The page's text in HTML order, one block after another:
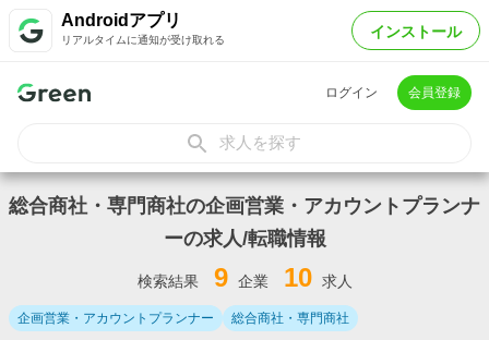
Androidアプリ
リアルタイムに通知が受け取れる インストール
ログイン 会員登録
求人を探す
総合商社・専門商社の企画営業・アカウントプランナ
ーの求人/転職情報
検索結果 9 企業 10 求人
企画営業・アカウントプランナー 総合商社・専門商社